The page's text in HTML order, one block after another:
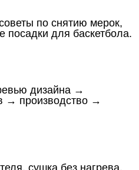
по снятию мерок,
посадки для баскетбола.
дизайна →
→ производство →
сушка без нагрева,